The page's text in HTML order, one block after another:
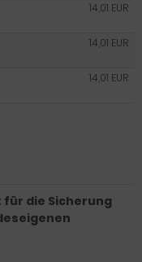
14,01 EUR
14,01 EUR
14,01 EUR
für die Sicherung